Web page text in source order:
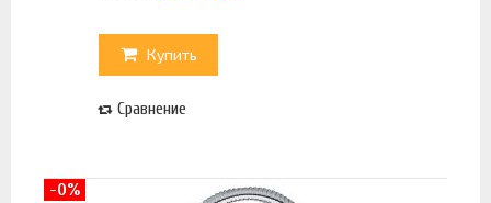
Купить
Сравнение
-0%